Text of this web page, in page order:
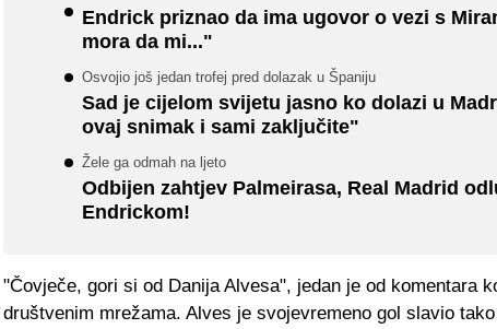
Endrick priznao da ima ugovor o vezi s
mora da mi..."
Osvojio još jedan trofej pred dolazak u Španiju
Sad je cijelom svijetu jasno ko dolazi u
ovaj snimak i sami zaključite"
Žele ga odmah na ljeto
Odbijen zahtjev Palmeirasa, Real Madrid
Endrickom!
"Čovječe, gori si od Danija Alvesa", jedan je od komentara
društvenim mrežama. Alves je svojevremeno gol slavio